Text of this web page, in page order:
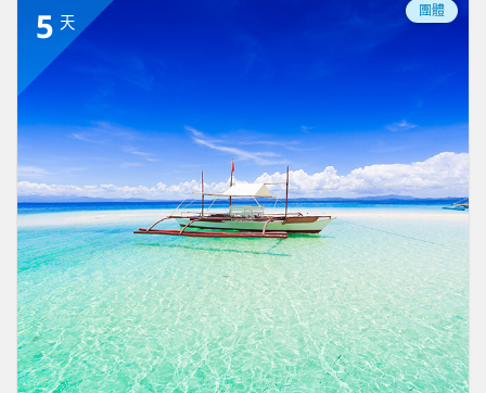
5 天
團體